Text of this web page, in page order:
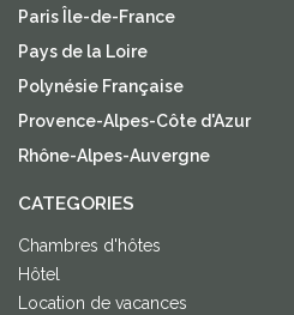
Paris Île-de-France
Pays de la Loire
Polynésie Française
Provence-Alpes-Côte d'Azur
Rhône-Alpes-Auvergne
CATEGORIES
Chambres d'hôtes
Hôtel
Location de vacances